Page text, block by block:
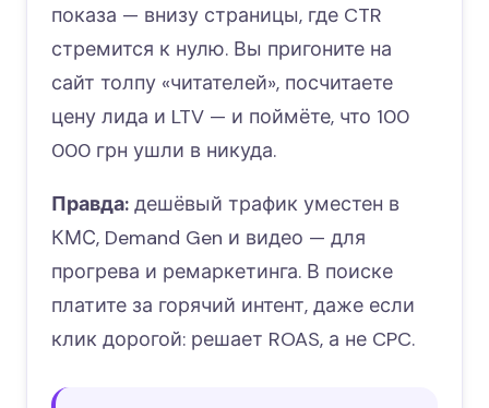
показа — внизу страницы, где CTR
стремится к нулю. Вы пригоните на
сайт толпу «читателей», посчитаете
цену лида и LTV — и поймёте, что 100
000 грн ушли в никуда.
Правда: дешёвый трафик уместен в
КМС, Demand Gen и видео — для
прогрева и ремаркетинга. В поиске
платите за горячий интент, даже если
клик дорогой: решает ROAS, а не CPC.